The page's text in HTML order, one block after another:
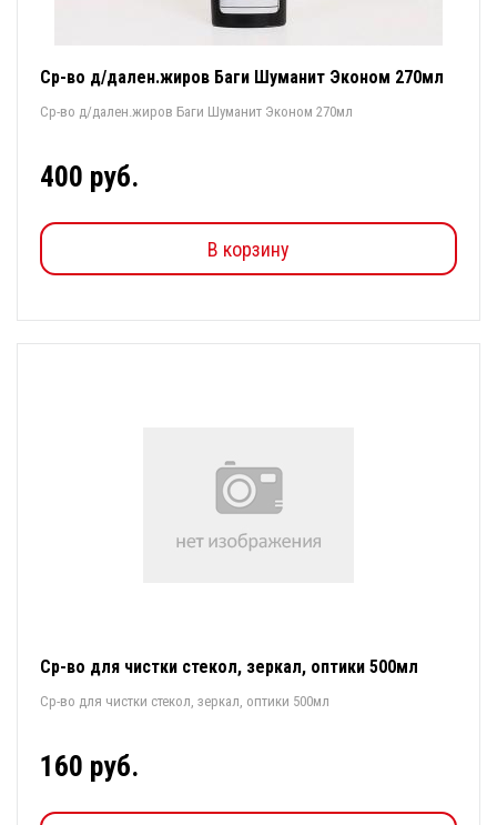
Ср-во д/дален.жиров Баги Шуманит Эконом 270мл
Ср-во д/дален.жиров Баги Шуманит Эконом 270мл
400 руб.
В корзину
Ср-во для чистки стекол, зеркал, оптики 500мл
Ср-во для чистки стекол, зеркал, оптики 500мл
160 руб.